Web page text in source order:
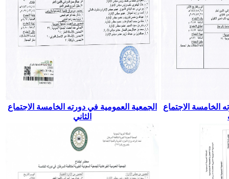
الجمعية العمومية في دورته الخامسة الاجتماع
الثاني
الخامسة الاجتماع